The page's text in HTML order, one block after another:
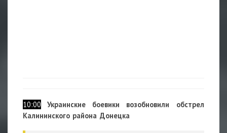
10:00 Украинские боевики возобновили обстрел
Калининского района Донецка